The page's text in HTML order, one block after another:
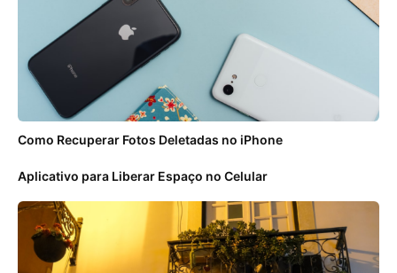
Como Recuperar Fotos Deletadas no iPhone
Aplicativo para Liberar Espaço no Celular